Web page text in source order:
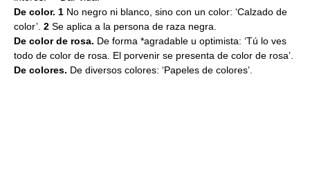
De color. 1 No negro ni blanco, sino con un color: ‘Calzado de
color’. 2 Se aplica a la persona de raza negra.
De color de rosa. De forma *agradable u optimista: ‘Tú lo ves
todo de color de rosa. El porvenir se presenta de color de rosa’.
De colores. De diversos colores: ‘Papeles de colores’.